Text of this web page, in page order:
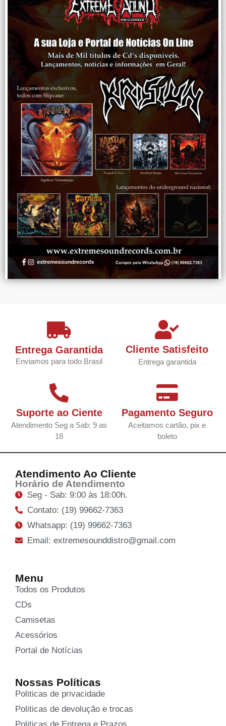
Entrega Garantida
Enviamos para todo Brasil
Cliente Satisfeito
Entrega garantida
Suporte ao Ciente
Atendimento Seg a Sab: 9 as
18
Pagamento Seguro
Aceitamos cartão, pix e
boleto
Atendimento Ao Cliente
Horário de Atendimento
Seg - Sab: 9:00 às 18:00h.
Contato: (19) 99662-7363
Whatsapp: (19) 99662-7363
Email: extremesounddistro@gmail.com
Menu
Todos os Produtos
CDs
Camisetas
Acessórios
Portal de Notícias
Nossas Políticas
Politicas de privacidade
Politicas de devolução e trocas
Politicas de Entrega e Prazos